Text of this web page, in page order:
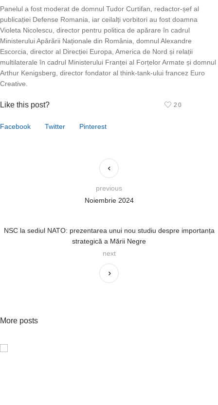
Panelul a fost moderat de domnul Tudor Curtifan, redactor-șef al
publicației Defense Romania, iar ceilalți vorbitori au fost doamna
Violeta Nicolescu, director pentru politica de apărare în cadrul
Ministerului Apărării Naționale din România, domnul Alexandre
Escorcia, director al Direcției Europa, America de Nord și relații
multilaterale în cadrul Ministerului Franței al Forțelor Armate și domnul
Arthur Kenigsberg, director fondator al think-tank-ului francez Euro
Creative.
Like this post?
Facebook Twitter Pinterest
20
Noiembrie 2024
previous
NSC la sediul NATO: prezentarea unui nou studiu despre importanța
strategică a Mării Negre
next
More posts